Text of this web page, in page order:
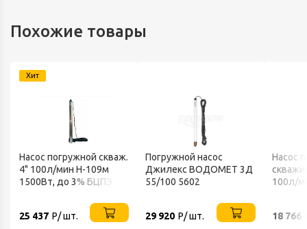
Похожие товары
Хит
Насос погружной скваж.
4" 100л/мин Н-109м
1500Вт, до 3% БЦПЭ-
вода VODOTOK
25 437 Р/ шт.
Погружной насос
Джилекс ВОДОМЕТ 3Д
55/100 5602
29 920 Р/ шт.
Насос
100л/
18 766